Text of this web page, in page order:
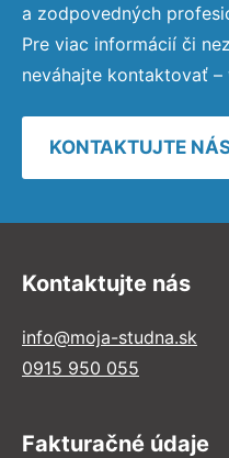
a zodpovedných
Pre viac informácií či
neváhajte kontaktovať –
KONTAKTUJTE
Kontaktujte nás
info@moja-studna.sk
0915 950 055
Fakturačné údaje